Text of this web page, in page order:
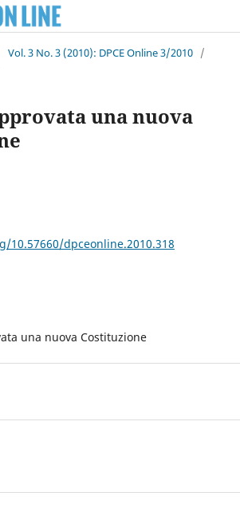
Vol. 3 No. 3 (2010): DPCE Online 3/2010 /
una nuova
10.57660/dpceonline.2010.318
una nuova Costituzione